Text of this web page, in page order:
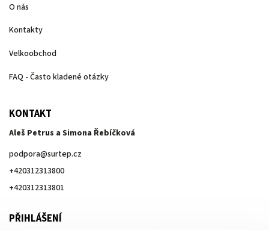
O nás
Kontakty
Velkoobchod
FAQ - Často kladené otázky
KONTAKT
Aleš Petrus a Simona Řebíčková
podpora@surtep.cz
+420312313800
+420312313801
PŘIHLÁŠENÍ